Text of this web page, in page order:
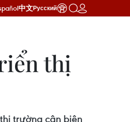
中文Русский
thị
trường cận biên